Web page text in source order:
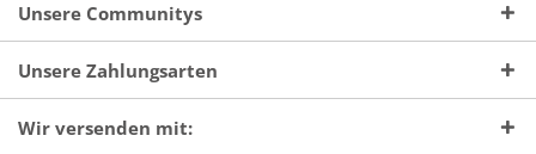
Unsere Communitys
Unsere Zahlungsarten
Wir versenden mit: